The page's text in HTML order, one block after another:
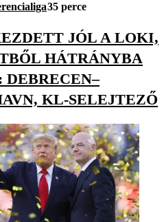
35 perce
JÓL A LOKI,
HÁTRÁNYBA
DEBRECEN–
KL-SELEJTEZŐ